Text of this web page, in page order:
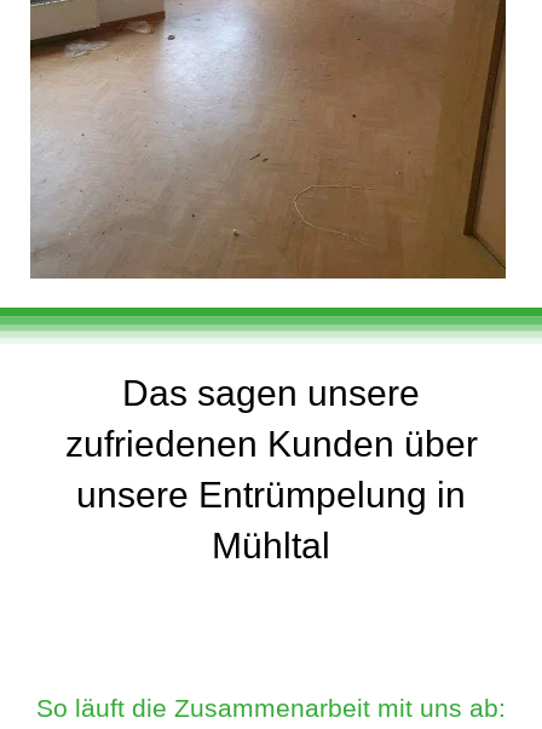
Das sagen unsere
zufriedenen Kunden über
unsere Entrümpelung in
Mühltal
So läuft die Zusammenarbeit mit uns ab: